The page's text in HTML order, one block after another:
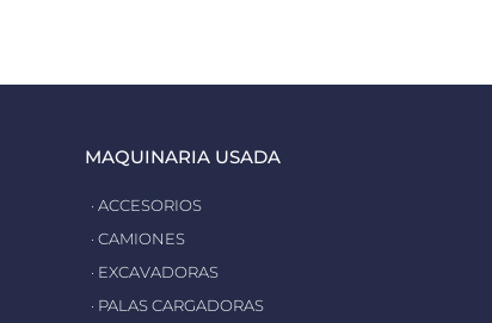
MAQUINARIA USADA
· ACCESORIOS
· CAMIONES
· EXCAVADORAS
· PALAS CARGADORAS